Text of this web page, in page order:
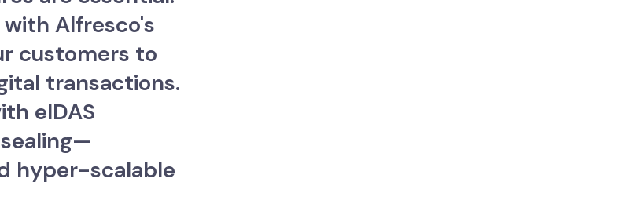
Alfresco's
customers to
transactions.
eIDAS
hyper-scalable